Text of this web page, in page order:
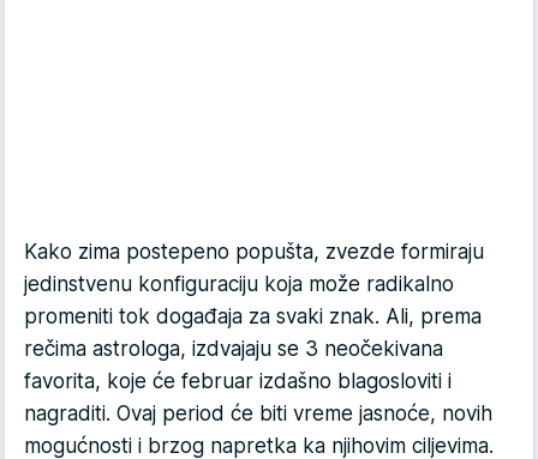
Kako zima postepeno popušta, zvezde formiraju
jedinstvenu konfiguraciju koja može radikalno
promeniti tok događaja za svaki znak. Ali, prema
rečima astrologa, izdvajaju se 3 neočekivana
favorita, koje će februar izdašno blagosloviti i
nagraditi. Ovaj period će biti vreme jasnoće, novih
mogućnosti i brzog napretka ka njihovim ciljevima.